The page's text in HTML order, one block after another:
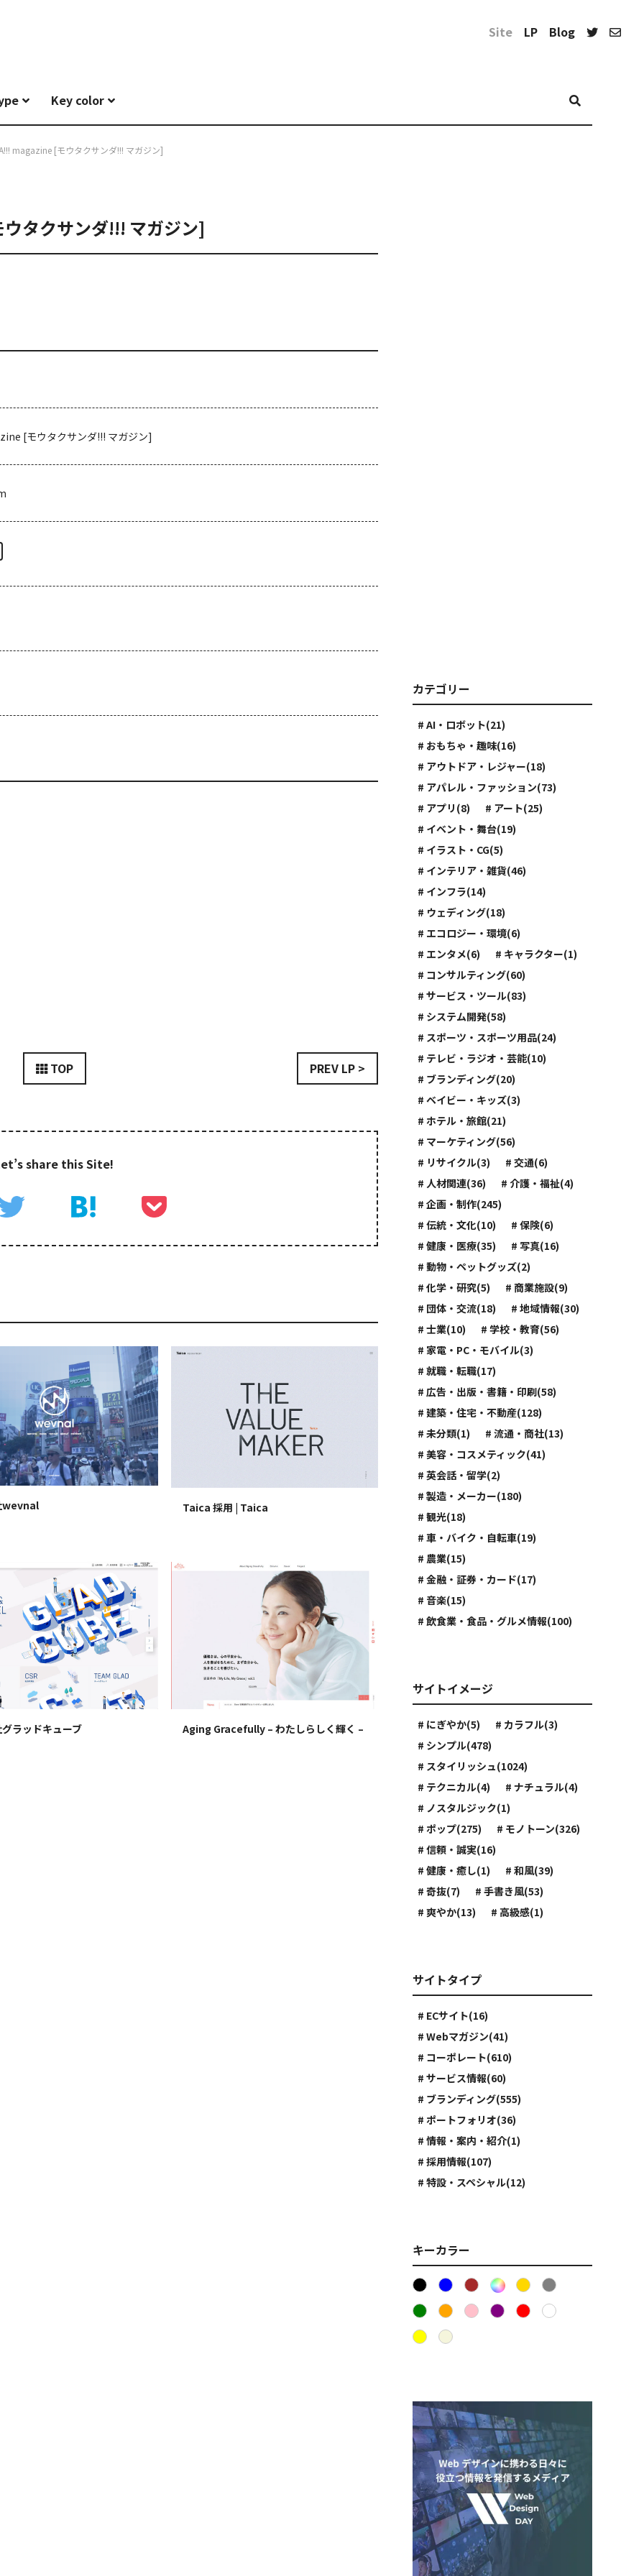
Site LP Blog
Key color
magazine [モウタクサンダ!!! マガジン]
タクサンダ!!! マガジン]
[モウタクサンダ!!! マガジン]
TOP PREV LP >
share this Site!
wevnal Taica 採用 | Taica
ラッドキューブ Aging Gracefully – わたしらしく輝く –
カテゴリー
# AI・ロボット(21)
# おもちゃ・趣味(16)
# アウトドア・レジャー(18)
# アパレル・ファッション(73)
# アプリ(8)
# アート(25)
# イベント・舞台(19)
# イラスト・CG(5)
# インテリア・雑貨(46)
# インフラ(14)
# ウェディング(18)
# エコロジー・環境(6)
# エンタメ(6)
# キャラクター(1)
# コンサルティング(60)
# サービス・ツール(83)
# システム開発(58)
# スポーツ・スポーツ用品(24)
# テレビ・ラジオ・芸能(10)
# ブランディング(20)
# ベイビー・キッズ(3)
# ホテル・旅館(21)
# マーケティング(56)
# リサイクル(3)
# 交通(6)
# 人材関連(36)
# 介護・福祉(4)
# 企画・制作(245)
# 伝統・文化(10)
# 保険(6)
# 健康・医療(35)
# 写真(16)
# 動物・ペットグッズ(2)
# 化学・研究(5)
# 商業施設(9)
# 団体・交流(18)
# 地域情報(30)
# 士業(10)
# 学校・教育(56)
# 家電・PC・モバイル(3)
# 就職・転職(17)
# 広告・出版・書籍・印刷(58)
# 建築・住宅・不動産(128)
# 未分類(1)
# 流通・商社(13)
# 美容・コスメティック(41)
# 英会話・留学(2)
# 製造・メーカー(180)
# 観光(18)
# 車・バイク・自転車(19)
# 農業(15)
# 金融・証券・カード(17)
# 音楽(15)
# 飲食業・食品・グルメ情報(100)
サイトイメージ
# にぎやか(5)
# カラフル(3)
# シンプル(478)
# スタイリッシュ(1024)
# テクニカル(4)
# ナチュラル(4)
# ノスタルジック(1)
# ポップ(275)
# モノトーン(326)
# 信頼・誠実(16)
# 健康・癒し(1)
# 和風(39)
# 奇抜(7)
# 手書き風(53)
# 爽やか(13)
# 高級感(1)
サイトタイプ
# ECサイト(16)
# Webマガジン(41)
# コーポレート(610)
# サービス情報(60)
# ブランディング(555)
# ポートフォリオ(36)
# 情報・案内・紹介(1)
# 採用情報(107)
# 特設・スペシャル(12)
キーカラー